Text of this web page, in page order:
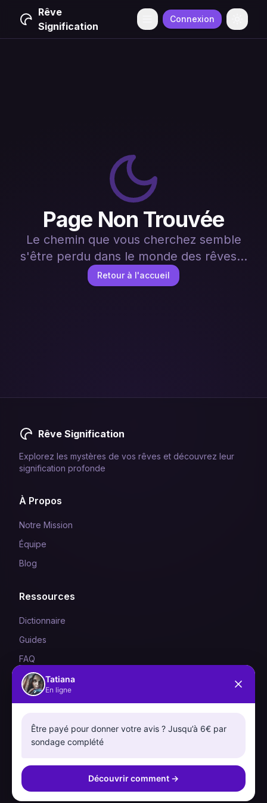
Rêve
Signification
Menu Connexion
Page Non Trouvée
Le chemin que vous cherchez semble
s'être perdu dans le monde des rêves...
Retour à l'accueil
Rêve Signification
Explorez les mystères de vos rêves et découvrez leur
signification profonde
À Propos
Notre Mission
Équipe
Blog
Ressources
Dictionnaire
Guides
FAQ
Légal
Confidentialité
Tatiana
En ligne
Être payé pour donner votre avis ? Jusqu’à 6€ par
sondage complété
Découvrir comment →